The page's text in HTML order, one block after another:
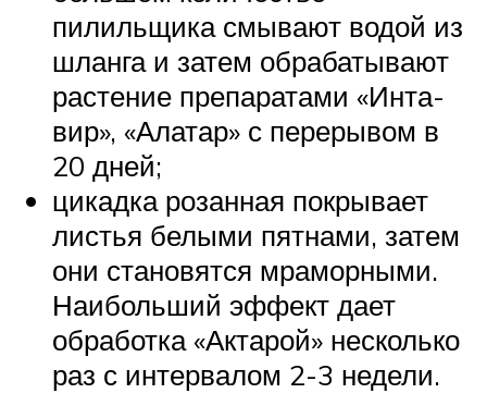
пилильщика смывают водой из
шланга и затем обрабатывают
растение препаратами «Инта-
вир», «Алатар» с перерывом в
20 дней;
цикадка розанная покрывает
листья белыми пятнами, затем
они становятся мраморными.
Наибольший эффект дает
обработка «Актарой» несколько
раз с интервалом 2-3 недели.